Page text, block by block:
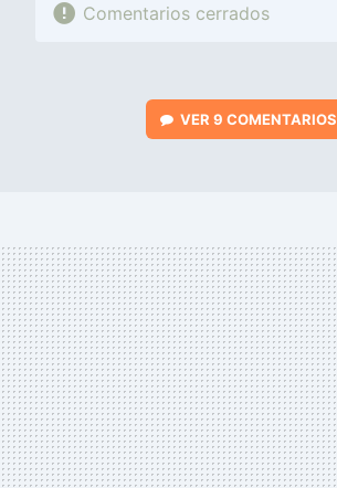
Comentarios cerrados
VER 9 COMENTARIOS